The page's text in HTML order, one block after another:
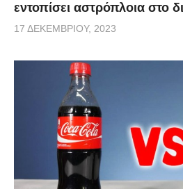
εντοπίσει αστρόπλοια στο
17 ΔΕΚΕΜΒΡΊΟΥ, 2023